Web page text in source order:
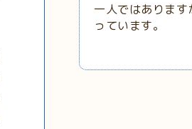
一人ではありま
っています。